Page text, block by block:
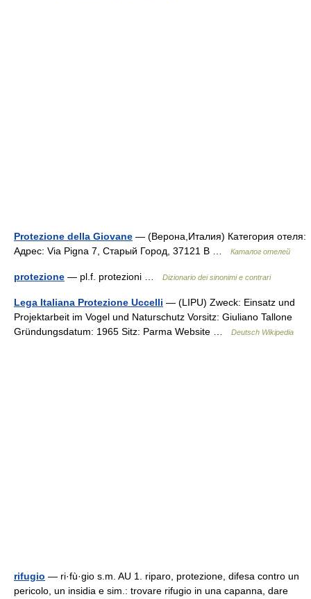
Protezione della Giovane — (Верона,Италия) Категория отеля:
Адрес: Via Pigna 7, Старый Город, 37121 В …
Каталог отелей
protezione — pl.f. protezioni … Dizionario dei sinonimi e contrari
Lega Italiana Protezione Uccelli — (LIPU) Zweck: Einsatz und
Projektarbeit im Vogel und Naturschutz Vorsitz: Giuliano Tallone
Gründungsdatum: 1965 Sitz: Parma Website …
Deutsch Wikipedia
rifugio — ri·fù·gio s.m. AU 1. riparo, protezione, difesa contro un
pericolo, un insidia e sim.: trovare rifugio in una capanna, dare